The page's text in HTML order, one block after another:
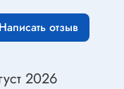
2026
Написать отзыв